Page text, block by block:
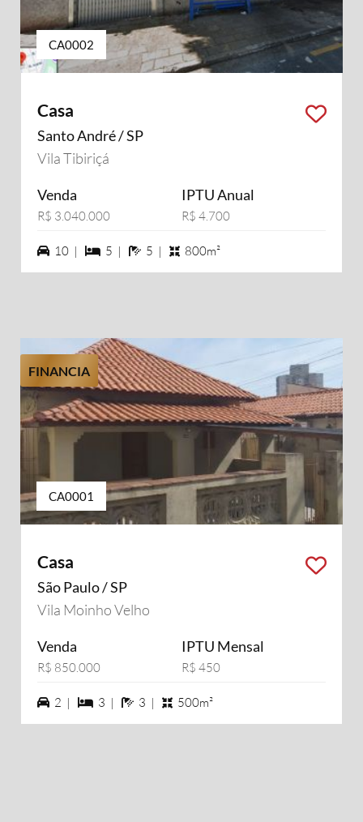
CA0002
Casa
Santo André / SP
Vila Tibiriçá
Venda
R$ 3.040.000
IPTU Anual
R$ 4.700
10 vagas na garagem
10 | 5 dormiórios
5 | 5 banheiros
5 | 800m²
FINANCIA
CA0001
Casa
São Paulo / SP
Vila Moinho Velho
Venda
R$ 850.000
IPTU Mensal
R$ 450
2 vagas na garagem
2 | 3 dormiórios
3 | 3 banheiros
3 | 500m²